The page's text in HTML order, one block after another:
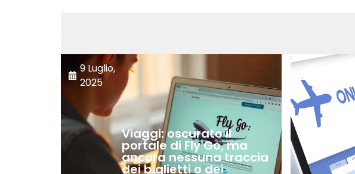
9 Luglio,
2025
Viaggi: oscurato il
portale di Fly Go, ma
ancora nessuna traccia
dei biglietti o dei
2025